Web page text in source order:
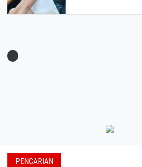
PENCARIAN